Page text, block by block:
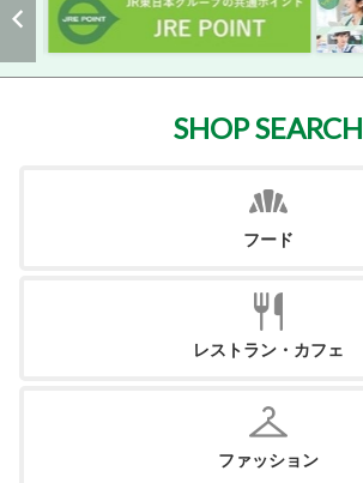
SHOP SEARCH
フード
レストラン・カフェ
ファッション